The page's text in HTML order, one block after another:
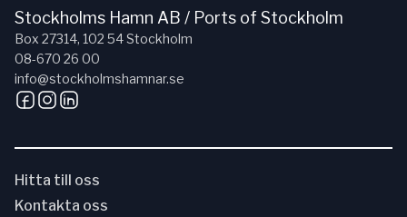
Stockholms Hamn AB / Ports of Stockholm
Box 27314, 102 54 Stockholm
08-670 26 00
info@stockholmshamnar.se
Hitta till oss
Kontakta oss